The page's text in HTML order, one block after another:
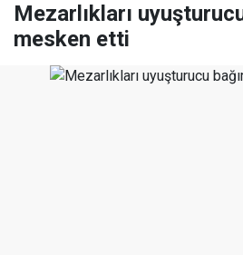
Mezarlıkları
mesken etti